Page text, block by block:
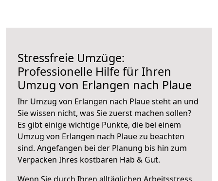
Stressfreie Umzüge:
Professionelle Hilfe für Ihren
Umzug von Erlangen nach Plaue
Ihr Umzug von Erlangen nach Plaue steht an und
Sie wissen nicht, was Sie zuerst machen sollen?
Es gibt einige wichtige Punkte, die bei einem
Umzug von Erlangen nach Plaue zu beachten
sind. Angefangen bei der Planung bis hin zum
Verpacken Ihres kostbaren Hab & Gut.